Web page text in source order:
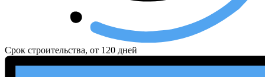
Срок строительства, от 120 дней